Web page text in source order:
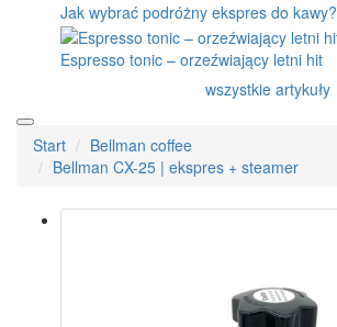
Jak wybrać podróżny ekspres do kawy?
Espresso tonic – orzeźwiający letni hit
wszystkie artykuły
Start
Bellman coffee
Bellman CX-25 | ekspres + steamer